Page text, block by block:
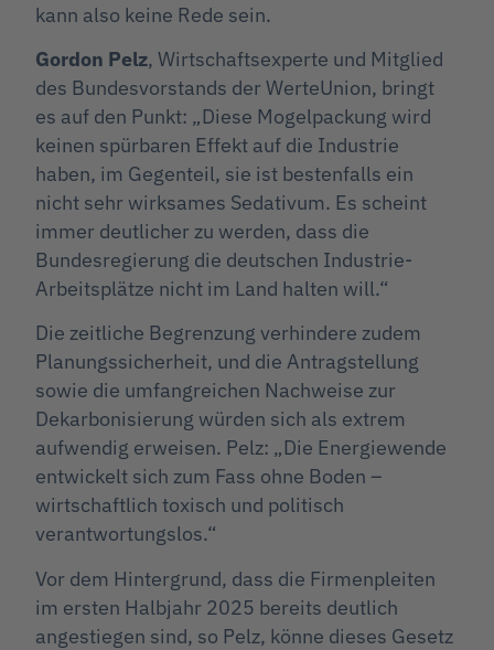
kann also keine Rede sein.
Gordon Pelz, Wirtschaftsexperte und Mitglied
des Bundesvorstands der WerteUnion, bringt
es auf den Punkt: „Diese Mogelpackung wird
keinen spürbaren Effekt auf die Industrie
haben, im Gegenteil, sie ist bestenfalls ein
nicht sehr wirksames Sedativum. Es scheint
immer deutlicher zu werden, dass die
Bundesregierung die deutschen Industrie-
Arbeitsplätze nicht im Land halten will.“
Die zeitliche Begrenzung verhindere zudem
Planungssicherheit, und die Antragstellung
sowie die umfangreichen Nachweise zur
Dekarbonisierung würden sich als extrem
aufwendig erweisen. Pelz: „Die Energiewende
entwickelt sich zum Fass ohne Boden –
wirtschaftlich toxisch und politisch
verantwortungslos.“
Vor dem Hintergrund, dass die Firmenpleiten
im ersten Halbjahr 2025 bereits deutlich
angestiegen sind, so Pelz, könne dieses Gesetz